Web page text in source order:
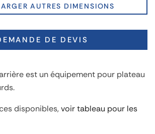
AUTRES DIMENSIONS
DE DEVIS
est un équipement pour plateau
disponibles,voir tableau pour les